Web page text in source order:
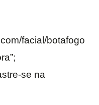
facial/botafogo
se na